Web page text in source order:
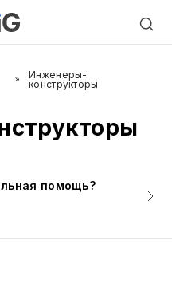
Инженеры-
конструкторы
помощь?